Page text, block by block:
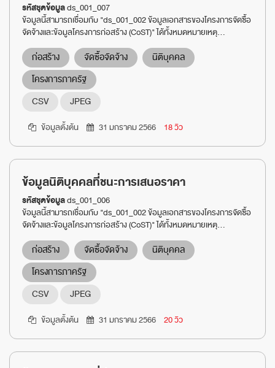
รหัสชุดข้อมูลds_001_007
ข้อมูลนี้สามารถเชื่อมกับ "ds_001_002 ข้อมูลเอกสารของโครงการจัดซื้อ
จัดจ้างและข้อมูลโครงการก่อสร้าง (CoST)" ได้ทั้งหมดหมายเหตุ...
ก่อสร้าง จัดซื้อจัดจ้าง
นิติบุคคล
โครงการภาครัฐ
CSV
JPEG
ข้อมูลตั้งต้น 31 มกราคม 2566 18 วิว
ข้อมูลนิติบุคคลที่ชนะการเสนอราคา
รหัสชุดข้อมูลds_001_006
ข้อมูลนี้สามารถเชื่อมกับ "ds_001_002 ข้อมูลเอกสารของโครงการจัดซื้อ
จัดจ้างและข้อมูลโครงการก่อสร้าง (CoST)" ได้ทั้งหมดหมายเหตุ...
ก่อสร้าง จัดซื้อจัดจ้าง
นิติบุคคล
โครงการภาครัฐ
CSV
JPEG
ข้อมูลตั้งต้น 31 มกราคม 2566 20 วิว